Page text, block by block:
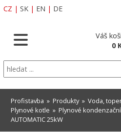
CZ | SK | EN | DE
Váš
0
Profistavba » Produkty» Voda,
Plynové kotle » Plynové
AUTOMATIC 25kW